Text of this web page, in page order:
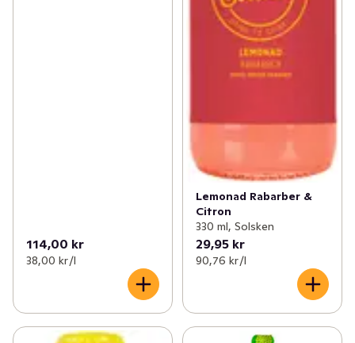
114,00 kr
38,00 kr /l
Lemonad Rabarber &
Citron
330 ml, Solsken
29,95 kr
90,76 kr /l